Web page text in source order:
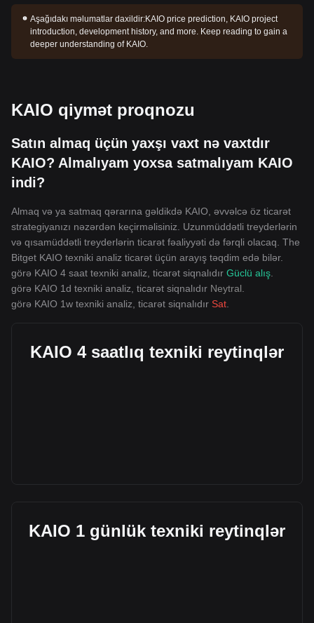
Aşağıdakı məlumatlar daxildir:KAIO price prediction, KAIO project
introduction, development history, and more. Keep reading to gain a
deeper understanding of KAIO.
KAIO qiymət proqnozu
Satın almaq üçün yaxşı vaxt nə vaxtdır
KAIO? Almalıyam yoxsa satmalıyam KAIO
indi?
Almaq və ya satmaq qərarına gəldikdə KAIO, əvvəlcə öz ticarət
strategiyanızı nəzərdən keçirməlisiniz. Uzunmüddətli treyderlərin
və qısamüddətli treyderlərin ticarət fəaliyyəti də fərqli olacaq. The
Bitget KAIO texniki analiz ticarət üçün arayış təqdim edə bilər.
görə KAIO 4 saat texniki analiz, ticarət siqnalıdır Güclü alış
görə KAIO 1d texniki analiz, ticarət siqnalıdır Neytral
görə KAIO 1w texniki analiz, ticarət siqnalıdır Sat
KAIO 4 saatlıq texniki reytinqlər
KAIO 1 günlük texniki reytinqlər